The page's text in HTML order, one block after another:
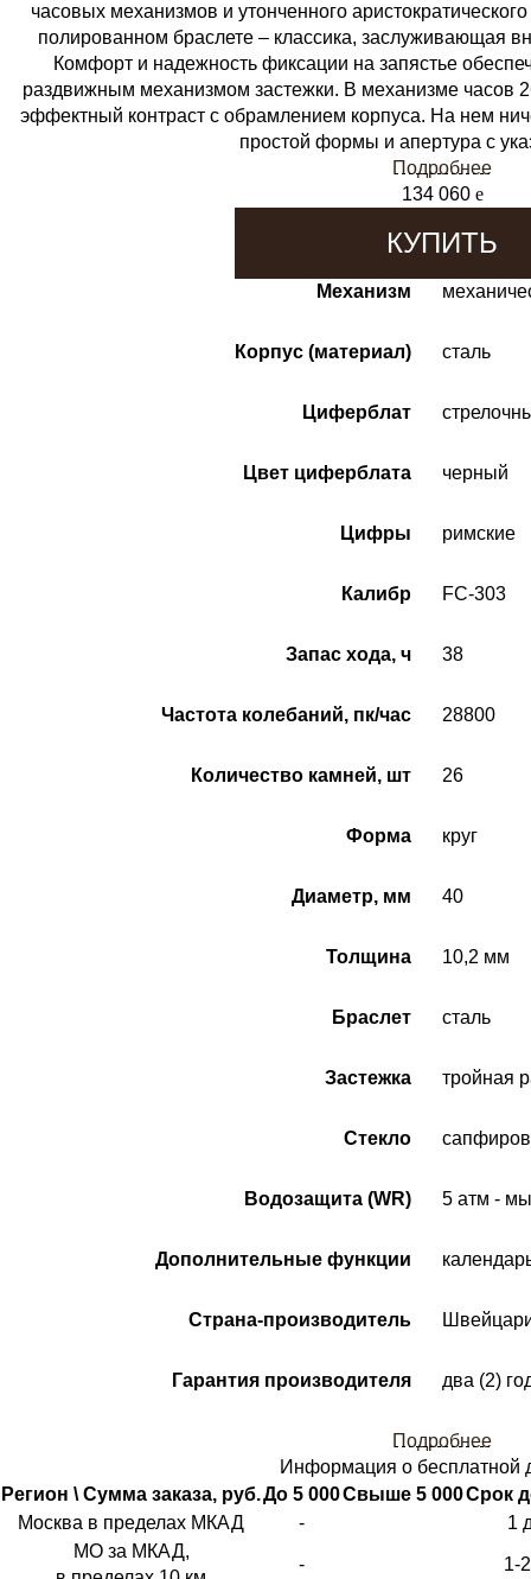
часовых механизмов и утонченного
полированном браслете – классика, заслуживающая
Комфорт и надежность фиксации на запястье
раздвижным механизмом застежки. В механизме часов
эффектный контраст с обрамлением корпуса. На нем
простой формы и апертура с
Подробнее
134 060 e
КУПИТЬ
Механизм
Корпус (материал) сталь
Циферблат
Цвет циферблата черный
Цифры римские
Калибр FC-303
Запас хода, ч 38
Частота колебаний, пк/час 28800
Количество камней, шт 26
Форма круг
Диаметр, мм 40
Толщина 10,2 мм
Браслет сталь
Застежка тройная
Стекло
Водозащита (WR) 5 атм -
Дополнительные функции
Страна-производитель
Гарантия производителя два (2)
Подробнее
Информация о бесплатной
Регион \ Сумма заказа, руб.До 5 000Свыше 5 000Срок
Москва в пределах МКАД
-
1
МО за МКАД,
- 1-